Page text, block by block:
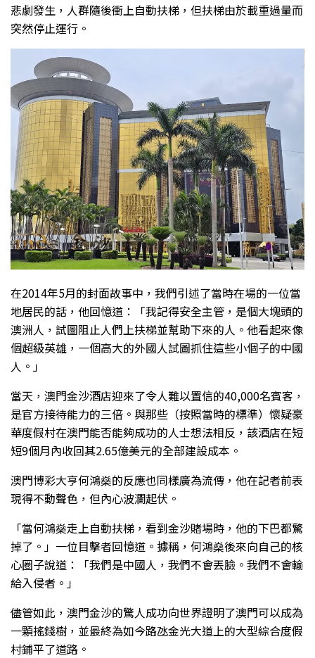
悲劇發生，人群隨後衝上自動扶梯，但扶梯由於載重過量而
突然停止運行。
在2014年5月的封面故事中，我們引述了當時在場的一位當
地居民的話，他回憶道：「我記得安全主管，是個大塊頭的
澳洲人，試圖阻止人們上扶梯並幫助下來的人。他看起來像
個超級英雄，一個高大的外國人試圖抓住這些小個子的中國
人。」
當天，澳門金沙酒店迎來了令人難以置信的40,000名賓客，
是官方接待能力的三倍。與那些（按照當時的標準）懷疑豪
華度假村在澳門能否能夠成功的人士想法相反，該酒店在短
短9個月內收回其2.65億美元的全部建設成本。
澳門博彩大亨何鴻燊的反應也同樣廣為流傳，他在記者前表
現得不動聲色，但內心波瀾起伏。
「當何鴻燊走上自動扶梯，看到金沙賭場時，他的下巴都驚
掉了。」一位目擊者回憶道。據稱，何鴻燊後來向自己的核
心圈子說道：「我們是中國人，我們不會丟臉。我們不會輸
給入侵者。」
儘管如此，澳門金沙的驚人成功向世界證明了澳門可以成為
一顆搖錢樹，並最終為如今路氹金光大道上的大型綜合度假
村鋪平了道路。